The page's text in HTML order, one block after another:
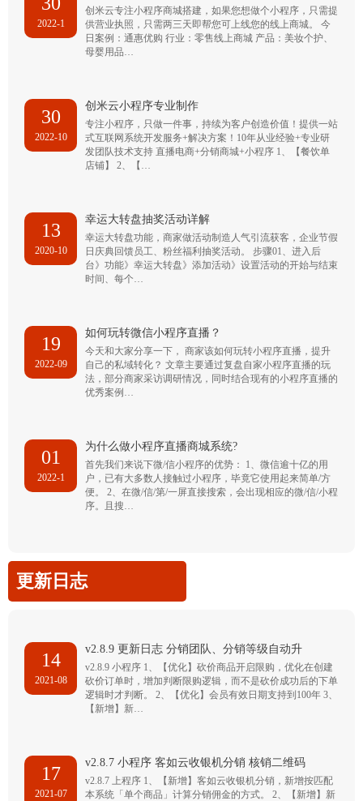
2022-1
创米云专注小程序商城搭建，如果您想做个小程序，只需提
供营业执照，只需两三天即帮您可上线您的线上商城。 今
日案例：通惠优购 行业：零售线上商城 产品：美妆个护、
母婴用品…
30
2022-10
创米云小程序专业制作
专注小程序，只做一件事，持续为客户创造价值！提供一站
式互联网系统开发服务+解决方案！10年从业经验+专业研
发团队技术支持 直播电商+分销商城+小程序 1、【餐饮单
店铺】 2、【…
13
2020-10
幸运大转盘抽奖活动详解
幸运大转盘功能，商家做活动制造人气引流获客，企业节假
日庆典回馈员工、粉丝福利抽奖活动。 步骤01、进入后
台》功能》幸运大转盘》添加活动》设置活动的开始与结束
时间、每个…
19
2022-09
如何玩转微信小程序直播？
今天和大家分享一下， 商家该如何玩转小程序直播，提升
自己的私域转化？ 文章主要通过复盘自家小程序直播的玩
法，部分商家采访调研情况，同时结合现有的小程序直播的
优秀案例…
01
2022-1
为什么做小程序直播商城系统?
首先我们来说下微/信小程序的优势： 1、微信逾十亿的用
户，已有大多数人接触过小程序，毕竟它使用起来简单/方
便。 2、在微/信/第/一屏直接搜索，会出现相应的微/信/小程
序。且搜…
更新日志
14
2021-08
v2.8.9 更新日志 分销团队、分销等级自动升
v2.8.9 小程序 1、【优化】砍价商品开启限购，优化在创建
砍价订单时，增加判断限购逻辑，而不是砍价成功后的下单
逻辑时才判断。 2、【优化】会员有效日期支持到100年 3、
【新增】新…
17
2021-07
v2.8.7 小程序 客如云收银机分销 核销二维码
v2.8.7 上程序 1、【新增】客如云收银机分销，新增按匹配
本系统「单个商品」计算分销佣金的方式。 2、【新增】新